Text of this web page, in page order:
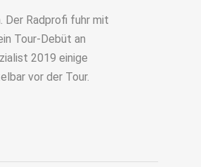
Der Radprofi fuhr mit
Tour-Debüt an
2019 einige
vor der Tour.